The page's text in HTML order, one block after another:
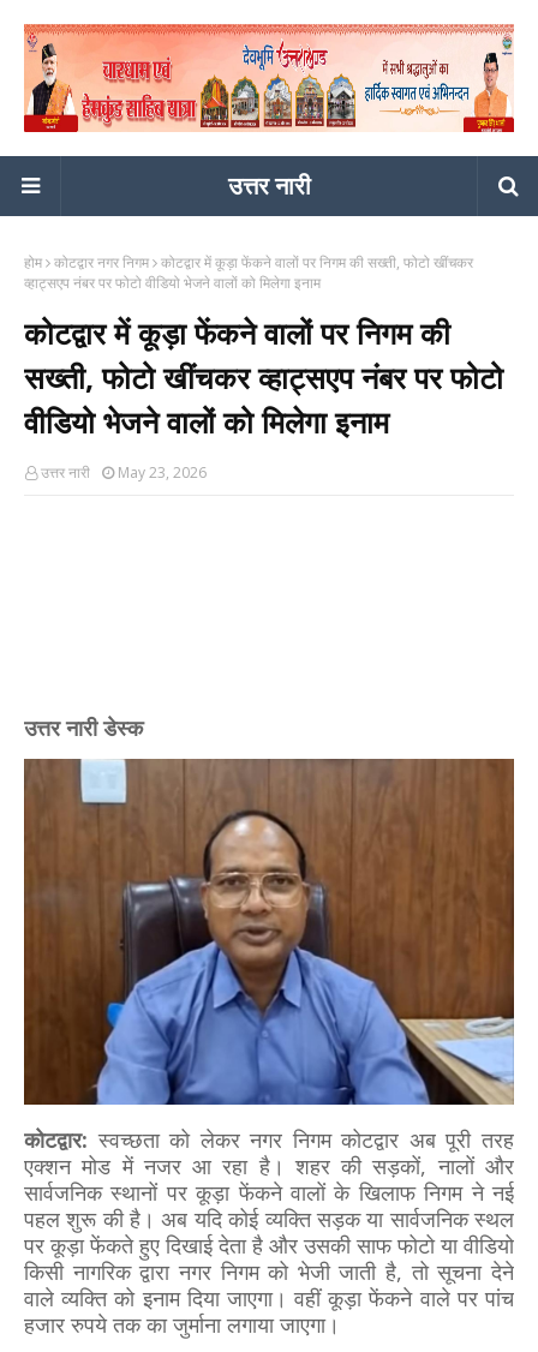
उत्तर नारी
होम कोटद्वार नगर निगम कोटद्वार में कूड़ा फेंकने वालों पर निगम की सख्ती, फोटो खींचकर
व्हाट्सएप नंबर पर फोटो वीडियो भेजने वालों को मिलेगा इनाम
कोटद्वार में कूड़ा फेंकने वालों पर निगम की
सख्ती, फोटो खींचकर व्हाट्सएप नंबर पर फोटो
वीडियो भेजने वालों को मिलेगा इनाम
उत्तर नारी May 23, 2026
उत्तर नारी डेस्क
कोटद्वार:स्वच्छता को लेकर नगर निगम कोटद्वार अब पूरी तरह
एक्शन मोड में नजर आ रहा है। शहर की सड़कों, नालों और
सार्वजनिक स्थानों पर कूड़ा फेंकने वालों के खिलाफ निगम ने नई
पहल शुरू की है। अब यदि कोई व्यक्ति सड़क या सार्वजनिक स्थल
पर कूड़ा फेंकते हुए दिखाई देता है और उसकी साफ फोटो या वीडियो
किसी नागरिक द्वारा नगर निगम को भेजी जाती है, तो सूचना देने
वाले व्यक्ति को इनाम दिया जाएगा। वहीं कूड़ा फेंकने वाले पर पांच
हजार रुपये तक का जुर्माना लगाया जाएगा।